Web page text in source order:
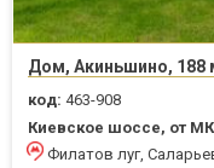
Дом, Акиньшино, 188
код: 463-908
Киевское шоссе, от
Филатов луг,